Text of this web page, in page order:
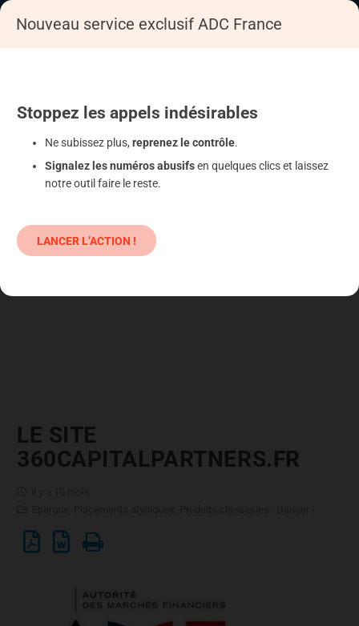
LE SITE
360CAPITALPARTNERS.FR
Nouveau service exclusif ADC France
Stoppez les appels indésirables
Ne subissez plus, reprenez le contrôle.
Signalez les numéros abusifsen quelques clics et laissez
notre outil faire le reste.
LANCER L’ACTION !